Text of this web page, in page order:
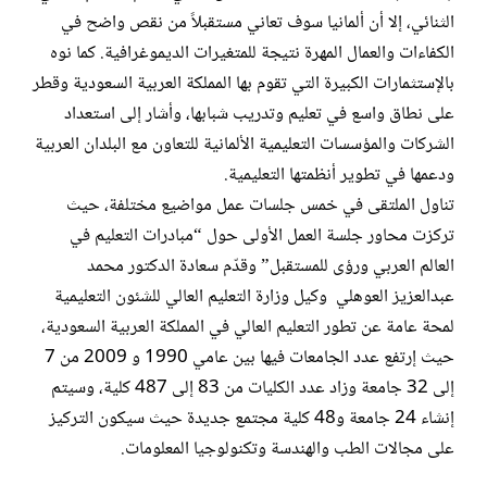
الثنائي، إلا أن ألمانيا سوف تعاني مستقبلاً من نقص واضح في
الكفاءات والعمال المهرة نتيجة للمتغيرات الديموغرافية. كما نوه
بالإستثمارات الكبيرة التي تقوم بها المملكة العربية السعودية وقطر
على نطاق واسع في تعليم وتدريب شبابها، وأشار إلى استعداد
الشركات والمؤسسات التعليمية الألمانية للتعاون مع البلدان العربية
ودعمها في تطوير أنظمتها التعليمية.
تناول الملتقى في خمس جلسات عمل مواضيع مختلفة، حيث
تركزت محاور جلسة العمل الأولى حول “مبادرات التعليم في
العالم العربي ورؤى للمستقبل” وقدّم سعادة الدكتور محمد
عبدالعزيز العوهلي وكيل وزارة التعليم العالي للشئون التعليمية
لمحة عامة عن تطور التعليم العالي في المملكة العربية السعودية،
حيث إرتفع عدد الجامعات فيها بين عامي 1990 و 2009 من 7
إلى 32 جامعة وزاد عدد الكليات من 83 إلى 487 كلية، وسيتم
إنشاء 24 جامعة و48 كلية مجتمع جديدة حيث سيكون التركيز
على مجالات الطب والهندسة وتكنولوجيا المعلومات.